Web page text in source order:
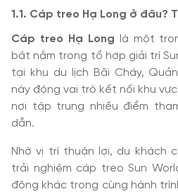
1.1. Cáp treo Hạ Long ở đâu?
Cáp treo Hạ Long là một
bật nằm trong tổ hợp giải trí
tại khu du lịch Bãi Cháy,
này đóng vai trò kết nối khu
nơi tập trung nhiều điểm
dẫn.
Nhờ vị trí thuận lợi, du khách
trải nghiệm cáp treo Sun
động khác trong cùng hành